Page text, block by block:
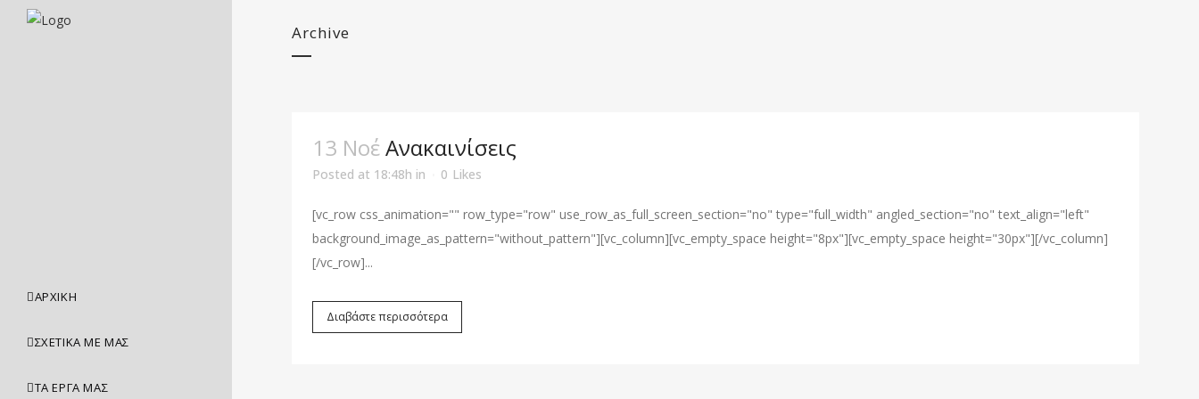
ΑΡΧΙΚΉ
ΣΧΕΤΙΚΑ ΜΕ ΜΑΣ
ΤΑ ΈΡΓΑ ΜΑΣ
Archive
13 ΝοέΑνακαινίσεις
Posted at 18:48h in 0 Likes
[vc_row css_animation="" row_type="row" use_row_as_full_screen_section="no" type="full_width" angled_section="no" text_align="left"
background_image_as_pattern="without_pattern"][vc_column][vc_empty_space height="8px"][vc_empty_space height="30px"][/vc_column]
[/vc_row]...
Διαβάστε περισσότερα